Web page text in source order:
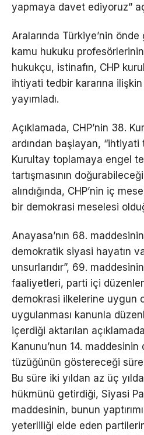
yapmaya davet ediyoruz”
Aralarında Türkiye’nin
kamu hukuku profesörlerinin
hukukçu, istinafın, CHP
ihtiyati tedbir kararına
yayımladı.
Açıklamada, CHP’nin 38.
ardından başlayan, “ihtiyati
Kurultay toplamaya engel
tartışmasının
alındığında, CHP’nin iç
bir demokrasi meselesi
Anayasa’nın 68.
demokratik siyasi hayatın
unsurlarıdır”, 69.
faaliyetleri, parti içi
demokrasi ilkelerine uygun
uygulanması kanunla
içerdiği aktarılan
Kanunu’nun 14.
tüzüğünün göstereceği
Bu süre iki yıldan az üç
hükmünü getirdiği, Siyasi
maddesinin, bunun
yeterliliği elde eden